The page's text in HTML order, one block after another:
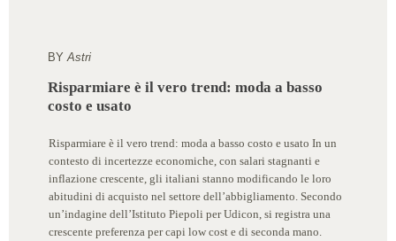
BY Astri
Risparmiare è il vero trend: moda a basso
costo e usato
Risparmiare è il vero trend: moda a basso costo e usato In un
contesto di incertezze economiche, con salari stagnanti e
inflazione crescente, gli italiani stanno modificando le loro
abitudini di acquisto nel settore dell’abbigliamento. Secondo
un’indagine dell’Istituto Piepoli per Udicon, si registra una
crescente preferenza per capi low cost e di seconda mano.